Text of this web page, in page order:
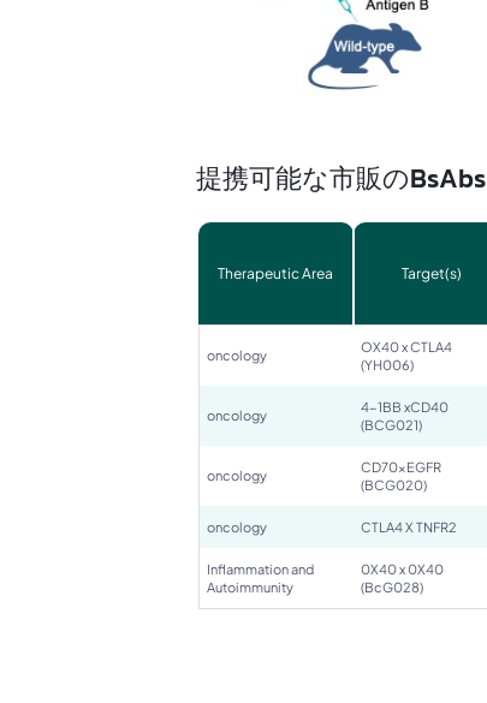
提携可能な市販のBsAbs
Therapeutic Area Target(s)
oncology
OX40 x CTLA4
(YH006)
oncology
4-1BB xCD40
(BCG021)
oncology
CD70xEGFR
(BCG020)
oncology CTLA4 X TNFR2
Inflammation and
Autoimmunity
0X40 x 0X40
(BcG028)